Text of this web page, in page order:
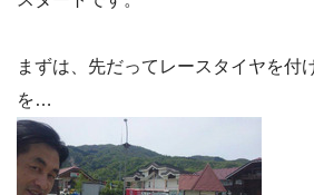
まずは、先だってレースタイヤを付
を…